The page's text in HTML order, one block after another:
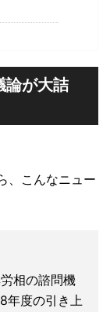
論が大詰
、こんなニュー
相の諮問機
年度の引き上